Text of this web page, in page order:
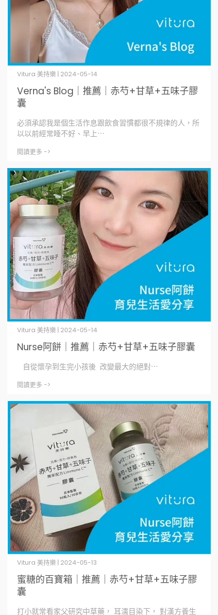
Verna's Blog｜推薦｜赤芍+甘草+五味子膠
囊
Vitura 美持樂 | 2024-05-14
必須承認我是個生活作息跟飲食習慣都很不規律的人，所
以以前經常睡不好、早上⋯
閱讀更多 ->
Nurse阿餅｜推薦｜赤芍+甘草+五味子膠囊
Vitura 美持樂 | 2024-05-14
自從懷孕到生完小孩後 改變最大的絕對⋯
閱讀更多 ->
蜜糖的百寶箱｜推薦｜赤芍+甘草+五味子膠
囊
Vitura 美持樂 | 2024-05-13
打小就常看家父研究中草藥， 耳濡目染下， 對漢方養生